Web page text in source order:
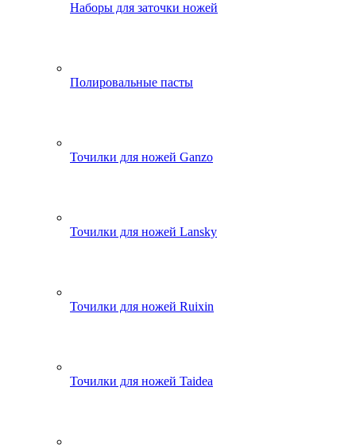
Наборы для заточки ножей
Полировальные пасты
Точилки для ножей Ganzo
Точилки для ножей Lansky
Точилки для ножей Ruixin
Точилки для ножей Taidea